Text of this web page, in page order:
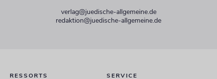
verlag@juedische-allgemeine.de
redaktion@juedische-allgemeine.de
RESSORTS SERVICE